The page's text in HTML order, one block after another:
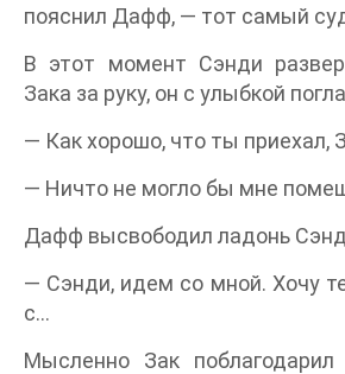
пояснил Дафф, — тот самый
В этот момент Сэнди
Зака за руку, он с улыбкой
— Как хорошо, что ты приехал,
— Ничто не могло бы мне
Дафф высвободил ладонь
— Сэнди, идем со мной. Хочу
с…
Мысленно Зак